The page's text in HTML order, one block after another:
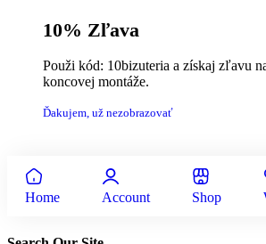
10% Zľava
Použi kód: 10bizuteria a získaj zľavu
koncovej montáže.
Ďakujem, už nezobrazovať
Home Account Shop